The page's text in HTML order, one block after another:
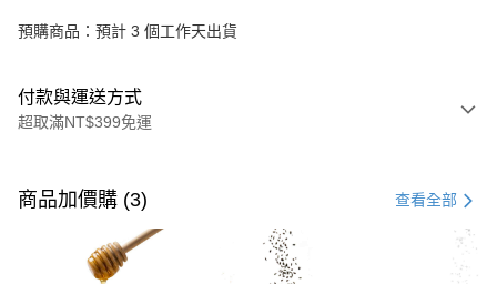
預購商品：預計 3 個工作天出貨
付款與運送方式
超取滿NT$399免運
信用卡一次付款
3 期 0 利率 每期
商品加價購 (3) 查看全部